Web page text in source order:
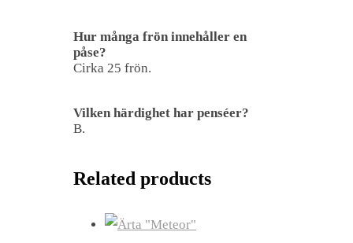
Hur många frön innehåller en
påse?
Cirka 25 frön.
Vilken härdighet har penséer?
B.
Related products